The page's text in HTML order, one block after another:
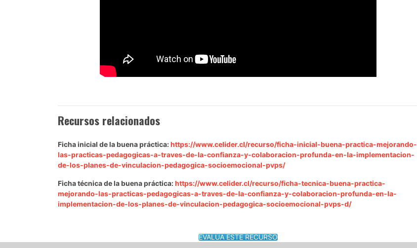
Recursos relacionados
Ficha inicial de la buena práctica:https://www.celider.cl/recurso/ficha-inicial-buena-practica-mejorando-
las-practicas-pedagogicas-a-traves-de-la-confianza-y-colaboracion-profunda-en-la-implementacion-
de-los-planes-de-vinculacion-pedagogica-socioemocional-pvps/
Ficha técnica de la buena práctica:https://www.celider.cl/recurso/ficha-tecnica-buena-practica-
mejorando-las-practicas-pedagogicas-a-traves-de-la-confianza-y-colaboracion-profunda-en-la-
implementacion-de-los-planes-de-vinculacion-pedagogica-socioemocional-pvps-d/
EVALÚA ESTE RECURSO